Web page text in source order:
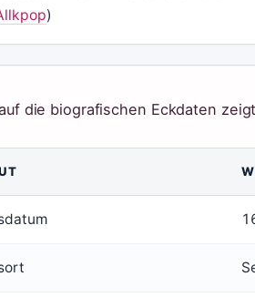
)
die biografischen Eckdaten